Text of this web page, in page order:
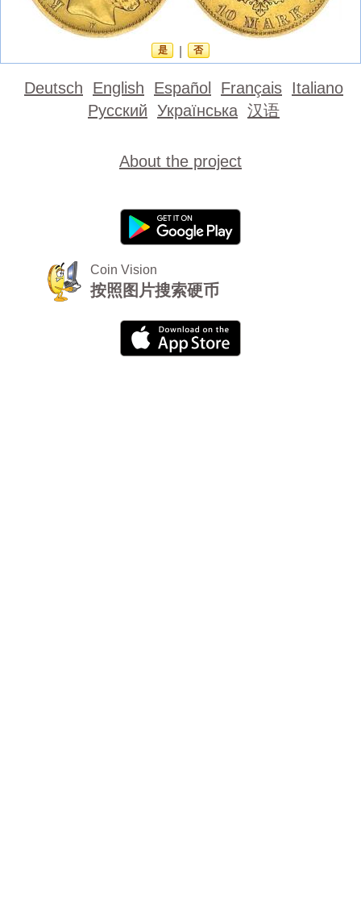
是 否
Deutsch English Español Français Italiano
Русский Українська 汉语
About the project
Coin Vision
按照图片搜索硬币